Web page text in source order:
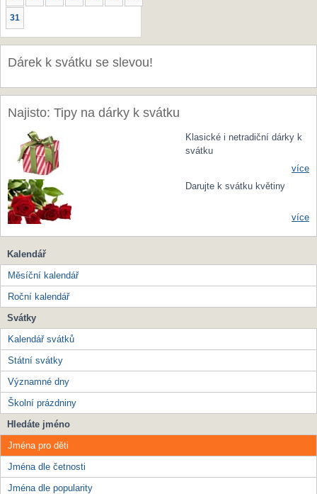
31
Dárek k svátku se slevou!
Najisto: Tipy na dárky k svátku
Klasické i netradiční dárky k
svátku
více
Darujte k svátku květiny
více
Kalendář
Měsíční kalendář
Roční kalendář
Svátky
Kalendář svátků
Státní svátky
Významné dny
Školní prázdniny
Hledáte jméno
Jména pro děti
Jména dle četnosti
Jména dle popularity